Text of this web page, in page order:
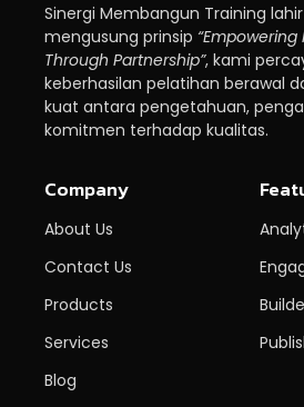
Sinergi Membangun Training
mengusung prinsip
Through Partnership”, kami
keberhasilan pelatihan berawal
kuat antara pengetahuan,
komitmen terhadap kualitas.
Company
About Us
Contact Us
Products
Services
Blog